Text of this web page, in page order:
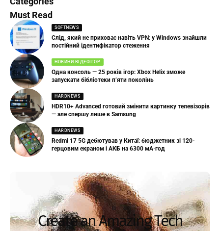
Must Read
SOFTNEWS
Слід, який не приховає навіть VPN: у Windows знайшли
постійний ідентифікатор стеження
НОВИНИ ВІДЕОІГОР
Одна консоль — 25 років ігор: Xbox Helix зможе
запускати бібліотеки п’яти поколінь
HARDNEWS
HDR10+ Advanced готовий змінити картинку телевізорів
— але спершу лише в Samsung
HARDNEWS
Redmi 17 5G дебютував у Китаї: бюджетник зі 120-
герцовим екраном і АКБ на 6300 мА·год
Create an Amazing Tech